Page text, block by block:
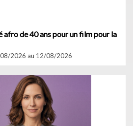
de 40 ans pour un film pour la
2026 au 12/08/2026